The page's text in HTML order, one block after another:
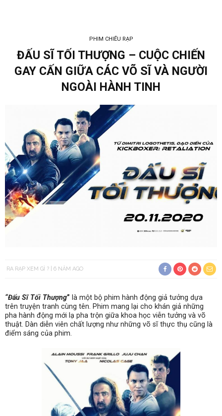
PHIM CHIẾU RẠP
ĐẤU SĨ TỐI THƯỢNG – CUỘC CHIẾN
GAY CẤN GIỮA CÁC VÕ SĨ VÀ NGƯỜI
NGOÀI HÀNH TINH
RA RẠP XEM GÌ ? 6 NĂM AGO
“Đấu Sĩ Tối Thượng” là một bộ phim hành động giả tưởng dựa
trên truyện tranh cùng tên. Phim mang lại cho khán giả những
pha hành động mới lạ pha trộn giữa khoa học viễn tưởng và võ
thuật. Dàn diễn viên chất lượng như những võ sĩ thực thụ cũng là
điểm sáng của phim.